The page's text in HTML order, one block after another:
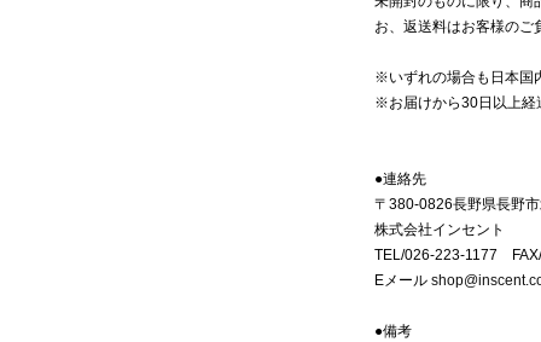
お、返送料はお客様のご
※いずれの場合も日本国
※お届けから30日以上経
●連絡先
〒380-0826長野県長野
株式会社インセント
TEL/026-223-1177
Eメール
●備考